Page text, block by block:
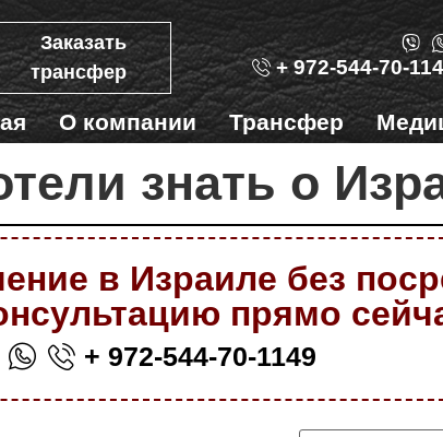
Заказать
трансфер
+ 972-544-70-
О компании Трансфер
знать о
в Израиле без
прямо
+ 972-544-70-1149